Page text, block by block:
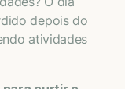
depois do
atividades